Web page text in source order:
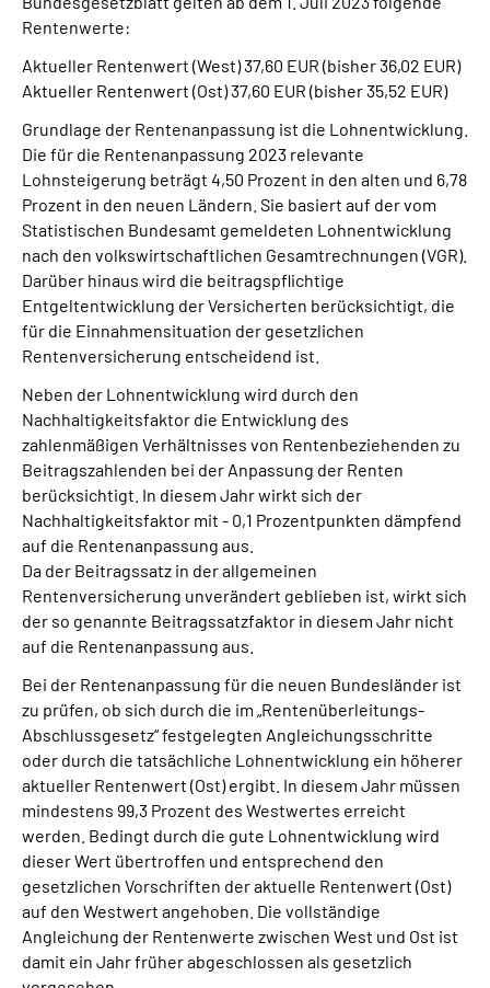
Rentenwerte:
Aktueller Rentenwert (West) 37,60 EUR (bisher 36,02 EUR)
Aktueller Rentenwert (Ost) 37,60 EUR (bisher 35,52 EUR)
Grundlage der Rentenanpassung ist die Lohnentwicklung.
Die für die Rentenanpassung 2023 relevante
Lohnsteigerung beträgt 4,50 Prozent in den alten und 6,78
Prozent in den neuen Ländern. Sie basiert auf der vom
Statistischen Bundesamt gemeldeten Lohnentwicklung
nach den volkswirtschaftlichen Gesamtrechnungen (VGR).
Darüber hinaus wird die beitragspflichtige
Entgeltentwicklung der Versicherten berücksichtigt, die
für die Einnahmensituation der gesetzlichen
Rentenversicherung entscheidend ist.
Neben der Lohnentwicklung wird durch den
Nachhaltigkeitsfaktor die Entwicklung des
zahlenmäßigen Verhältnisses von Rentenbeziehenden zu
Beitragszahlenden bei der Anpassung der Renten
berücksichtigt. In diesem Jahr wirkt sich der
Nachhaltigkeitsfaktor mit - 0,1 Prozentpunkten dämpfend
auf die Rentenanpassung aus.
Da der Beitragssatz in der allgemeinen
Rentenversicherung unverändert geblieben ist, wirkt sich
der so genannte Beitragssatzfaktor in diesem Jahr nicht
auf die Rentenanpassung aus.
Bei der Rentenanpassung für die neuen Bundesländer ist
zu prüfen, ob sich durch die im „Rentenüberleitungs-
Abschlussgesetz“ festgelegten Angleichungsschritte
oder durch die tatsächliche Lohnentwicklung ein höherer
aktueller Rentenwert (Ost) ergibt. In diesem Jahr müssen
mindestens 99,3 Prozent des Westwertes erreicht
werden. Bedingt durch die gute Lohnentwicklung wird
dieser Wert übertroffen und entsprechend den
gesetzlichen Vorschriften der aktuelle Rentenwert (Ost)
auf den Westwert angehoben. Die vollständige
Angleichung der Rentenwerte zwischen West und Ost ist
damit ein Jahr früher abgeschlossen als gesetzlich